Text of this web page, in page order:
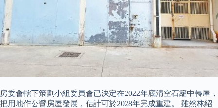
房委會轄下策劃小組委員會已決定在2022年底清空石籬中轉屋，
把用地作公營房屋發展，估計可於2028年完成重建。 雖然林紹